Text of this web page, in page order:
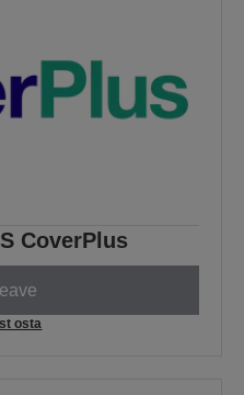
CoverPlus
osta